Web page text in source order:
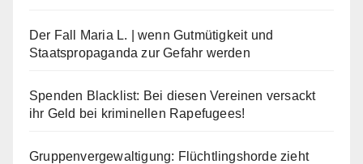
Der Fall Maria L. | wenn Gutmütigkeit und
Staatspropaganda zur Gefahr werden
Spenden Blacklist: Bei diesen Vereinen versackt
ihr Geld bei kriminellen Rapefugees!
Gruppenvergewaltigung: Flüchtlingshorde zieht